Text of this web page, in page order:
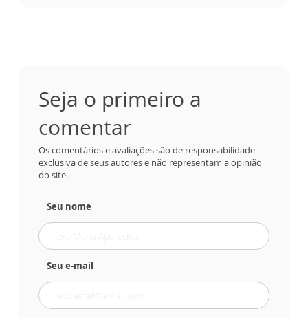
Seja o primeiro a
comentar
Os comentários e avaliações são de responsabilidade
exclusiva de seus autores e não representam a opinião
do site.
Seu nome
Seu e-mail